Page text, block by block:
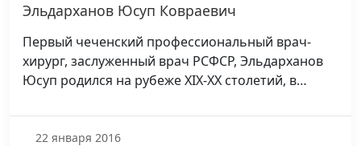
Эльдарханов Юсуп Ковраевич
Первый чеченский профессиональный врач-
хирург, заслуженный врач РСФСР, Эльдарханов
Юсуп родился на рубеже XIX-XX столетий, в…
22 января 2016